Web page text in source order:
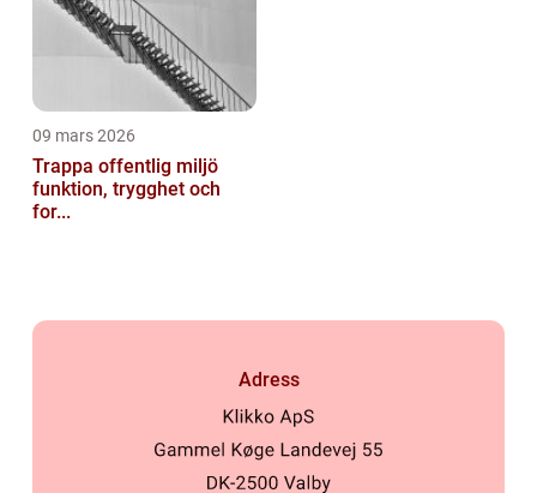
09 mars 2026
Trappa offentlig miljö
funktion, trygghet och
for...
Adress